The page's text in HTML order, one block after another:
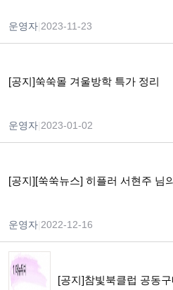
운영자 2023-11-23
[공지]쑥쑥몰 겨울방학 특가 정리
운영자 2023-01-02
운영자 2022-12-16